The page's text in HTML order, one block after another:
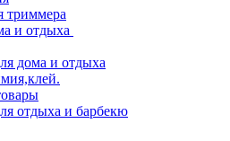
триммера
и отдыха
дома и отдыха
отдыха и барбекю